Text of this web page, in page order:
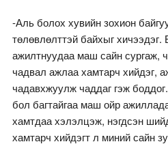
-Аль болох хувийн зохион
төлөвлөлттэй байхыг хичээдэг.
ажилтнуудаа маш сайн сургаж,
чадвал ажлаа хамтарч хийдэг,
чадавхжуулж чаддаг гэж
бол багтайгаа маш ойр
хамтдаа хэлэлцэж, нэгдсэн
хамтарч хийдэгт л миний сайн